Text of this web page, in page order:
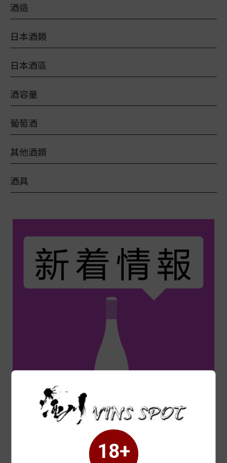
酒造
日本酒類
日本酒區
酒容量
葡萄酒
其他酒類
酒具
18+